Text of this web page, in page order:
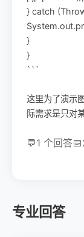
} catch
}
}
```
这里为了演示
际需求是只对
💬1 个回答📅
专业回答